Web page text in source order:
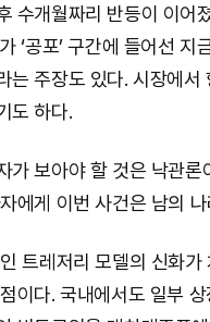
수개월짜리 반등이 이어
‘공포’ 구간에 들어선 지
는 주장도 있다. 시장에서
도 하다.
가 보아야 할 것은 낙관론
에게 이번 사건은 남의
트레저리 모델의 신화가
이다. 국내에서도 일부